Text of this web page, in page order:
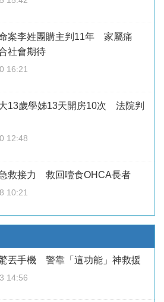
案李姓團購主判11年 家屬痛
社會期待
16:21
13歲學姊13天開房10次 法院判
12:48
救接力 救回噎食OHCA長者
10:21
丟手機 警靠「這功能」神救援
14:56